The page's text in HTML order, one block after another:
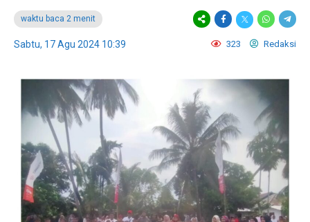
waktu baca 2 menit
Sabtu, 17 Agu 2024 10:39 323 Redaksi